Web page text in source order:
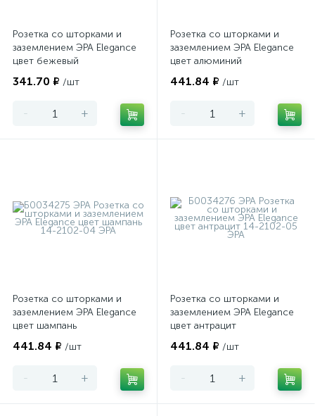
Розетка со шторками и
заземлением ЭРА Elegance
цвет бежевый
341.70 ₽ /шт
- +
Розетка со шторками и
заземлением ЭРА Elegance
цвет алюминий
441.84 ₽ /шт
- +
Розетка со шторками и
заземлением ЭРА Elegance
цвет шампань
441.84 ₽ /шт
- +
Розетка со шторками и
заземлением ЭРА Elegance
цвет антрацит
441.84 ₽ /шт
- +